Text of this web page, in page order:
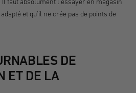
et qu'il ne crée pas de points de
DE
ET DE LA